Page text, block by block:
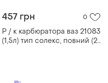
457 грн 0
Р / к карбюратора ваз 21083
(1,5л) тип солекс, повний (22